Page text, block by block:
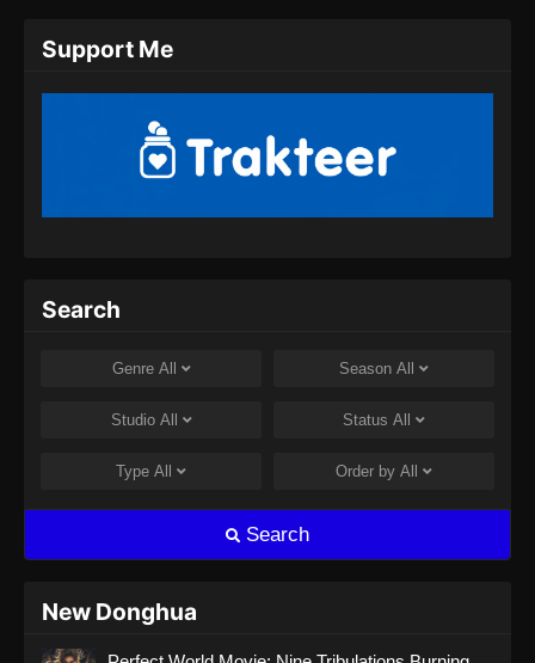
Against the Sky Supreme Episode 324
Eps 324 - Against the Sky Supreme Episode
327 Subtitle Indonesia - Agustus 13, 2024
Support Me
Search
Genre All Season All
Studio All Status All
Type All Order by All
Search
New Donghua